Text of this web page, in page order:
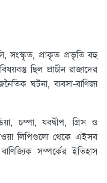
সংস্কৃত, প্রাকৃত প্রভৃতি বহু
ছিল প্রাচীন রাজাদের
ঘটনা, ব্যবসা-বাণিজ্য
চম্পা, যবদ্বীপ, গ্রিস ও
লিপিগুলো থেকে এইসব
সম্পর্কের ইতিহাস